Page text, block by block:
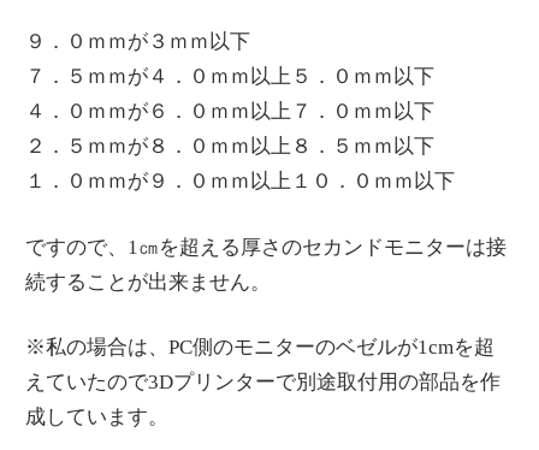
９．０ｍｍが３ｍｍ以下
７．５ｍｍが４．０ｍｍ以上５．０ｍｍ以下
４．０ｍｍが６．０ｍｍ以上７．０ｍｍ以下
２．５ｍｍが８．０ｍｍ以上８．５ｍｍ以下
１．０ｍｍが９．０ｍｍ以上１０．０ｍｍ以下
ですので、1㎝を超える厚さのセカンドモニターは接
続することが出来ません。
※私の場合は、PC側のモニターのベゼルが1cmを超
えていたので3Dプリンターで別途取付用の部品を作
成しています。